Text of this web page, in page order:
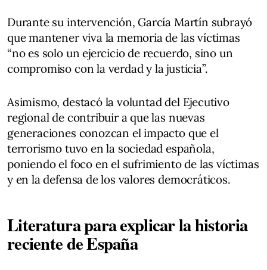
Durante su intervención, García Martín subrayó
que mantener viva la memoria de las víctimas
“no es solo un ejercicio de recuerdo, sino un
compromiso con la verdad y la justicia”.
Asimismo, destacó la voluntad del Ejecutivo
regional de contribuir a que las nuevas
generaciones conozcan el impacto que el
terrorismo tuvo en la sociedad española,
poniendo el foco en el sufrimiento de las víctimas
y en la defensa de los valores democráticos.
Literatura para explicar la historia
reciente de España